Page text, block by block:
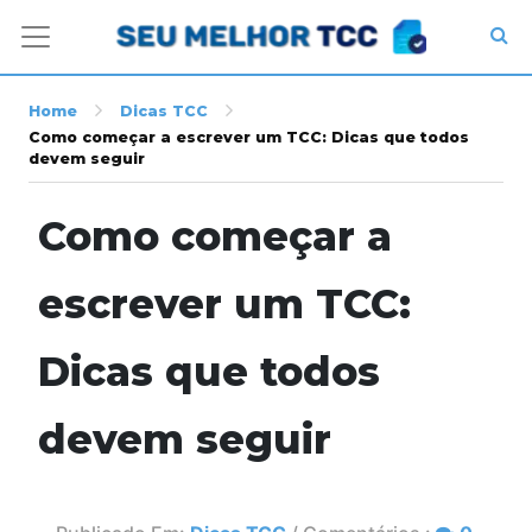
Home
Dicas TCC
Como começar a escrever um TCC: Dicas que todos
devem seguir
Como começar a
escrever um TCC:
Dicas que todos
devem seguir